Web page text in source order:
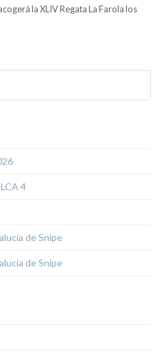
la XLIV Regata La Farola los
4
de Snipe
de Snipe